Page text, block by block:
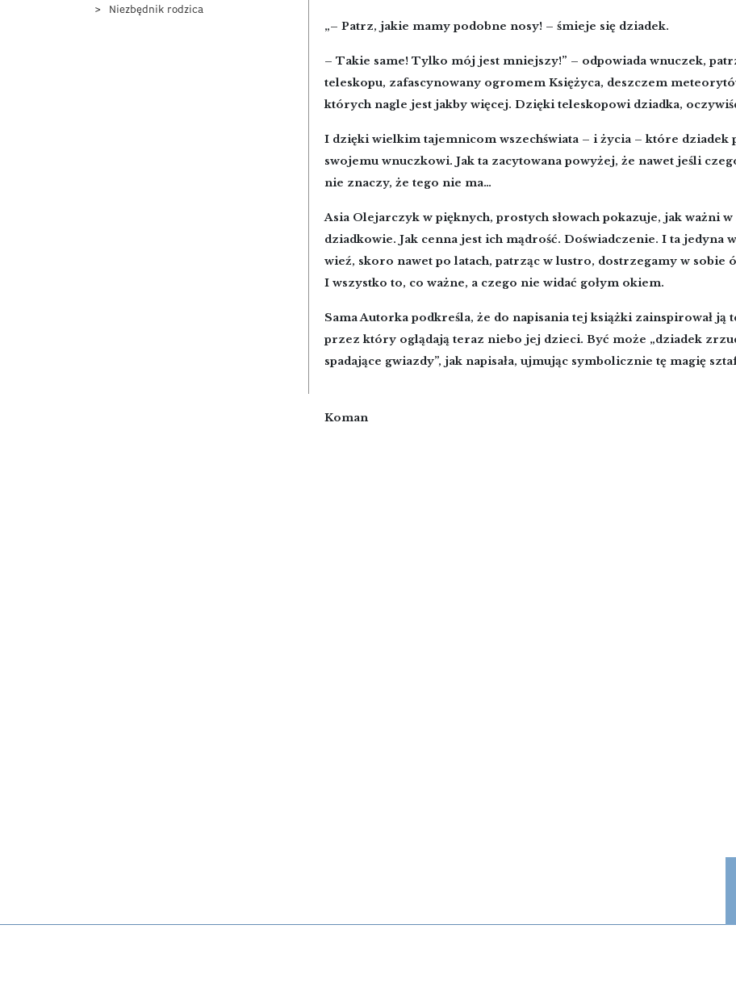
Niezbędnik rodzica
„– Patrz, jakie mamy podobne nosy! – śmieje się dziadek.
– Takie same! Tylko mój jest mniejszy!” – odpowiada wnuczek,
teleskopu, zafascynowany ogromem Księżyca, deszczem
których nagle jest jakby więcej. Dzięki teleskopowi dziadka,
I dzięki wielkim tajemnicom wszechświata – i życia – które dziadek
swojemu wnuczkowi. Jak ta zacytowana powyżej, że nawet jeśli
nie znaczy, że tego nie ma…
Asia Olejarczyk w pięknych, prostych słowach pokazuje, jak ważni
dziadkowie. Jak cenna jest ich mądrość. Doświadczenie. I ta jedyna
wieź, skoro nawet po latach, patrząc w lustro, dostrzegamy w sobie
I wszystko to, co ważne, a czego nie widać gołym okiem.
Sama Autorka podkreśla, że do napisania tej książki zainspirował ją
przez który oglądają teraz niebo jej dzieci. Być może „dziadek
spadające gwiazdy”, jak napisała, ujmując symbolicznie tę magię
Koman